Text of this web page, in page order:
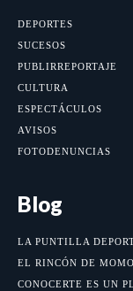
DEPORTES
SUCESOS
PUBLIRREPORTAJE
CULTURA
ESPECTÁCULOS
AVISOS
FOTODENUNCIAS
Blog
LA PUNTILLA
EL RINCÓN DE MOMO
CONOCERTE ES UN